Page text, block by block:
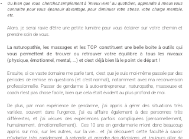
Ou bien que vous cherchez simplement à "mieux vivre" au quotidien, apprendre à mieux vous
connaitre pour vous épanouir davantage, pour diminuer votre stress, votre charge mentale,
etc.
Alors, je serai ravie d'être une petite lumière pour vous éclairer sur votre chemin et
prendre soin de vous.
La naturopathie, les massages et les TOP constituent une belle boite à outils qui
vous permettent de trouver ou retrouver votre équilibre à tous les niveaux
(physique, émotionnel, mental, ...) et c'est déjà bien là le point de départ !
Ensuite, si ce vaste domaine me parle tant, c'est que je suis moi-même passée par des
périodes de remise en questions (et c'est normal), notamment avec ma reconversion
professionnelle. Passer de gendarme à auto-entrepreneur, naturopathe, masseuse et
coach n'est pas chose facile, bien que cela était évident au plus profond de moi.
De plus, par mon expérience de gendarme, j'ai appris à gérer des situations très
variées, souvent dans l'urgence, j'ai eu affaire également à des personnes très
différentes, et j'ai vécues des expériences parfois compliquées (personnellement,
humainement, émotionnellement). Ces 10 ans en gendarmerie m'ont donc beaucoup
appris sur moi, sur les autres, sur la vie... et j'ai découvert cette faculté à savoir